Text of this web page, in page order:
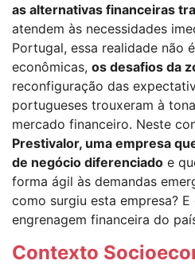
as alternativas financeiras
atendem às necessidades
Portugal, essa realidade não
econômicas, os desafios da
reconfiguração das
portugueses trouxeram à
mercado financeiro. Neste
Prestivalor, uma empresa
de negócio diferenciado e
forma ágil às demandas
como surgiu esta empresa?
engrenagem financeira do
Contexto